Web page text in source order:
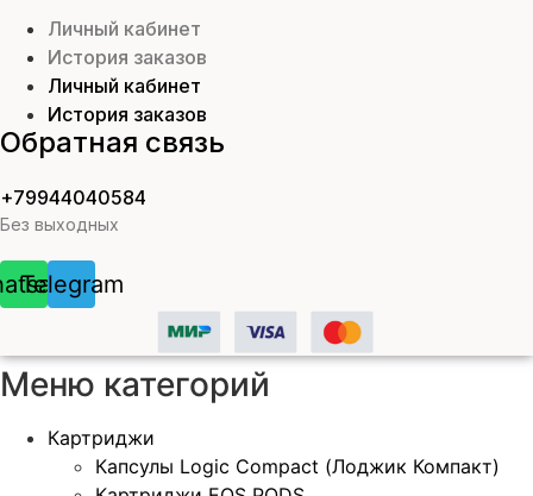
Личный кабинет
История заказов
Личный кабинет
История заказов
Обратная связь
+79944040584
Без выходных
Telegram
Меню категорий
Картриджи
Капсулы Logic Compact (Лоджик Компакт)